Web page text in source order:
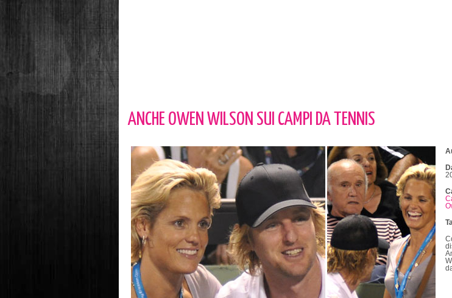
ANCHE OWEN WILSON SUI CAMPI DA TENNIS